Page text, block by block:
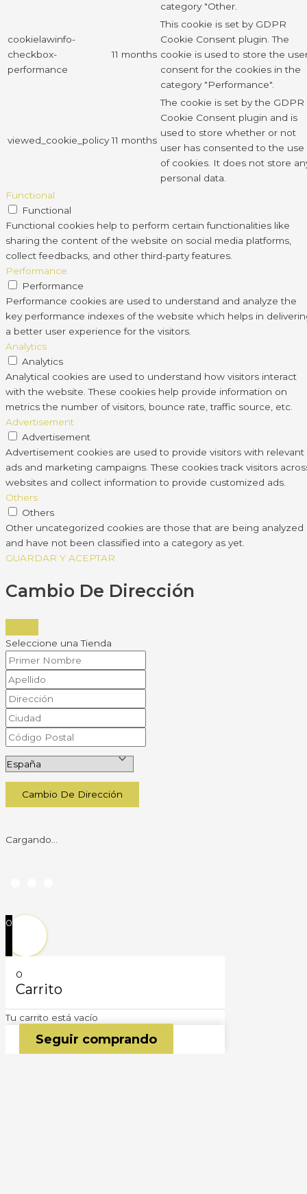
category "Other.
cookielawinfo-
checkbox-
performance
11 months
This cookie is set by GDPR
Cookie Consent plugin. The
cookie is used to store the
consent for the cookies in the
category "Performance".
viewed_cookie_policy 11 months
The cookie is set by the GDPR
Cookie Consent plugin and is
used to store whether or not
user has consented to the use
of cookies. It does not store
personal data.
Functional
Functional
Functional cookies help to perform certain functionalities like
sharing the content of the website on social media platforms,
collect feedbacks, and other third-party features.
Performance
Performance
Performance cookies are used to understand and analyze the
key performance indexes of the website which helps in
a better user experience for the visitors.
Analytics
Analytics
Analytical cookies are used to understand how visitors interact
with the website. These cookies help provide information on
metrics the number of visitors, bounce rate, traffic source, etc.
Advertisement
Advertisement
Advertisement cookies are used to provide visitors with relevant
ads and marketing campaigns. These cookies track visitors
websites and collect information to provide customized ads.
Others
Others
Other uncategorized cookies are those that are being analyzed
and have not been classified into a category as yet.
GUARDAR Y ACEPTAR
Cambio De Dirección
Seleccione una Tienda
Cambio De Dirección
Cargando...
0
0
Carrito
Tu carrito está vacío
Seguir comprando